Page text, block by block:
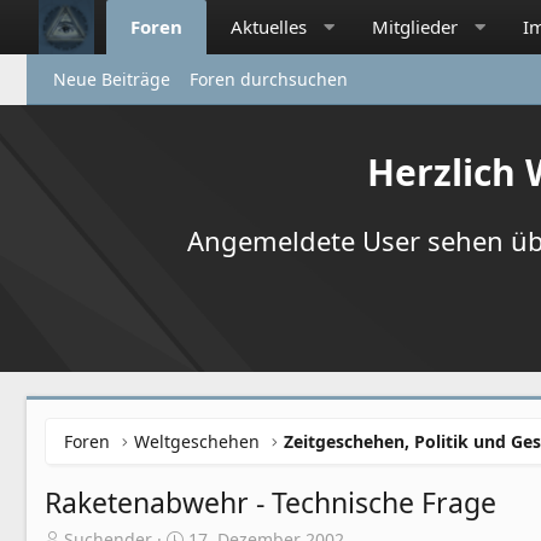
Foren Aktuelles Mitglieder
Neue Beiträge Foren durchsuchen
Herzlich
Angemeldete User sehen
Foren Weltgeschehen Zeitgeschehen, Politik und
Raketenabwehr - Technische Frage